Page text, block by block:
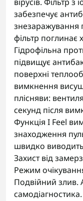
забезпечує
знезаражування
фільтр поглинає
Гідрофільна
підвищує
поверхні
вимкнення
плісняви:
секунд після
Функція I Feel
знаходження
швидко
Захист від
Режим
Подвійний злив.
самодіагностика.